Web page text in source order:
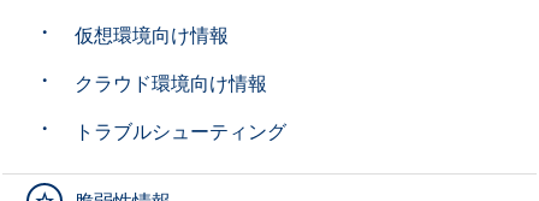
仮想環境向け情報
クラウド環境向け情報
トラブルシューティング